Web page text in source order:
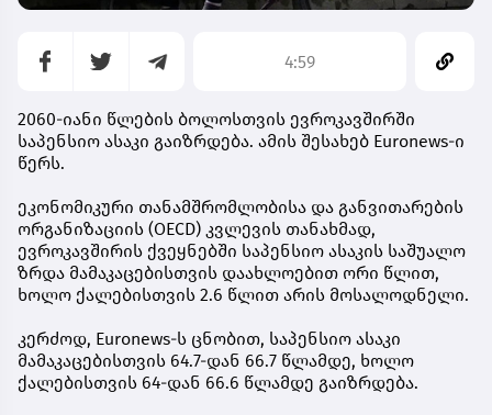
4:59
2060-იანი წლების ბოლოსთვის ევროკავშირში
საპენსიო ასაკი გაიზრდება. ამის შესახებ Euronews-ი
წერს.
ეკონომიკური თანამშრომლობისა და განვითარების
ორგანიზაციის (OECD) კვლევის თანახმად,
ევროკავშირის ქვეყნებში საპენსიო ასაკის საშუალო
ზრდა მამაკაცებისთვის დაახლოებით ორი წლით,
ხოლო ქალებისთვის 2.6 წლით არის მოსალოდნელი.
კერძოდ, Euronews-ს ცნობით, საპენსიო ასაკი
მამაკაცებისთვის 64.7-დან 66.7 წლამდე, ხოლო
ქალებისთვის 64-დან 66.6 წლამდე გაიზრდება.